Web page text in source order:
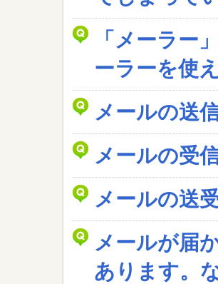
「メーラー
ーラーを使
メールの送
メールの受
メールの送
メールが届
あります。